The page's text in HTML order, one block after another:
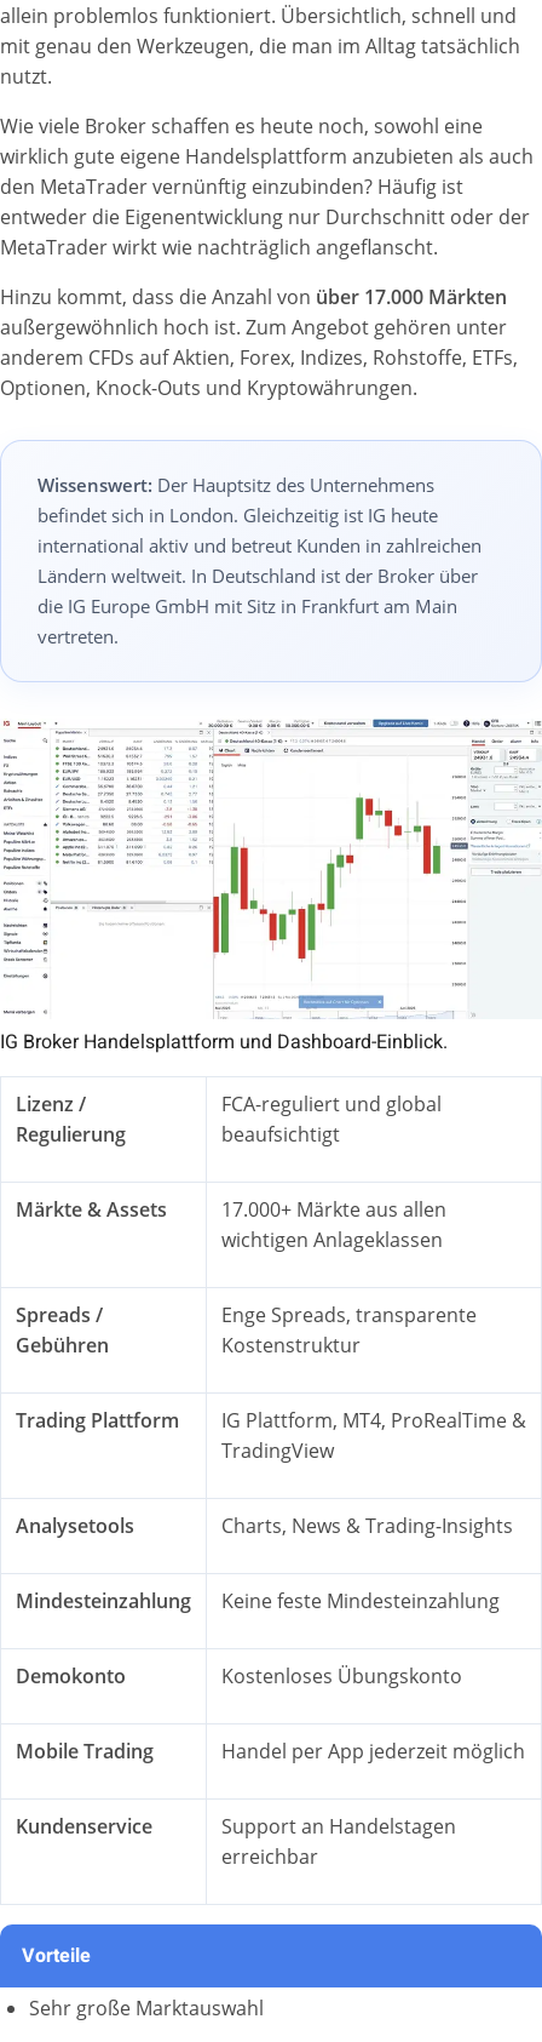
allein problemlos funktioniert. Übersichtlich, schnell und
mit genau den Werkzeugen, die man im Alltag tatsächlich
nutzt.
Wie viele Broker schaffen es heute noch, sowohl eine
wirklich gute eigene Handelsplattform anzubieten als auch
den MetaTrader vernünftig einzubinden? Häufig ist
entweder die Eigenentwicklung nur Durchschnitt oder der
MetaTrader wirkt wie nachträglich angeflanscht.
Hinzu kommt, dass die Anzahl von über 17.000 Märkten
außergewöhnlich hoch ist. Zum Angebot gehören unter
anderem CFDs auf Aktien, Forex, Indizes, Rohstoffe, ETFs,
Optionen, Knock-Outs und Kryptowährungen.
Wissenswert: Der Hauptsitz des Unternehmens
befindet sich in London. Gleichzeitig ist IG heute
international aktiv und betreut Kunden in zahlreichen
Ländern weltweit. In Deutschland ist der Broker über
die IG Europe GmbH mit Sitz in Frankfurt am Main
vertreten.
IG Broker Handelsplattform und Dashboard-Einblick.
Lizenz /
Regulierung
FCA-reguliert und global
beaufsichtigt
Märkte & Assets
17.000+ Märkte aus allen
wichtigen Anlageklassen
Spreads /
Gebühren
Enge Spreads, transparente
Kostenstruktur
Trading Plattform
IG Plattform, MT4, ProRealTime &
TradingView
Analysetools Charts, News & Trading-Insights
Mindesteinzahlung Keine feste Mindesteinzahlung
Demokonto Kostenloses Übungskonto
Mobile Trading Handel per App jederzeit möglich
Kundenservice
Support an Handelstagen
erreichbar
Vorteile
Sehr große Marktauswahl